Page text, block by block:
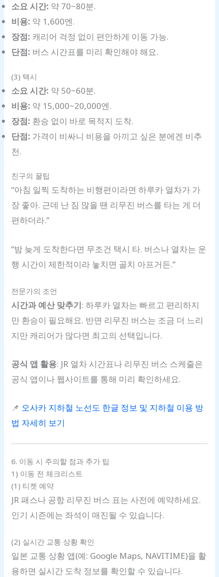
소요 시간: 약 70~80분.
비용: 약 1,600엔.
장점: 캐리어 걱정 없이 편안하게 이동 가능.
단점: 버스 시간표를 미리 확인해야 해요.
(3) 택시
소요 시간: 약 50~60분.
비용: 약 15,000~20,000엔.
장점: 환승 없이 바로 목적지 도착.
단점: 가격이 비싸니 비용을 아끼고 싶은 분에겐 비추
천.
친구의 꿀팁
“아침 일찍 도착하는 비행편이라면 하루카 열차가 가
장 좋아. 근데 난 짐 많을 땐 리무진 버스를 타는 게 더
편하더라.”
“밤 늦게 도착한다면 무조건 택시 타. 버스나 열차는 운
행 시간이 제한적이라 놓치면 골치 아프거든.”
전문가의 조언
시간과 예산 맞추기: 하루카 열차는 빠르고 편리하지
만 환승이 필요해요. 반면 리무진 버스는 조금 더 느리
지만 캐리어가 많다면 최고의 선택입니다.
공식 앱 활용: JR 열차 시간표나 리무진 버스 스케줄은
공식 앱이나 웹사이트를 통해 미리 확인하세요.
📌 오사카 지하철 노선도 한글 정보 및 지하철 이용 방
법 자세히 보기
6. 이동 시 주의할 점과 추가 팁
1) 이동 전 체크리스트
(1) 티켓 예약
JR 패스나 공항 리무진 버스 표는 사전에 예약하세요.
인기 시즌에는 좌석이 매진될 수 있습니다.
(2) 실시간 교통 상황 확인
일본 교통 상황 앱(예: Google Maps, NAVITIME)을 활
용하면 실시간 도착 정보를 확인할 수 있습니다.